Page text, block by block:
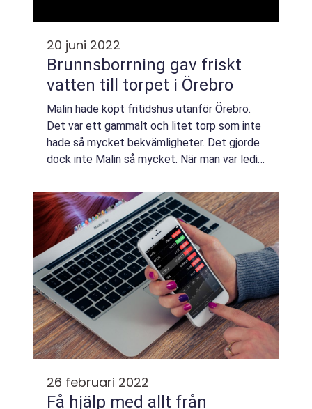
20 juni 2022
Brunnsborrning gav friskt
vatten till torpet i Örebro
Malin hade köpt fritidshus utanför Örebro.
Det var ett gammalt och litet torp som inte
hade så mycket bekvämligheter. Det gjorde
dock inte Malin så mycket. När man var ledig
stå med händerna i varmt diskvatte...
26 februari 2022
Få hjälp med allt från